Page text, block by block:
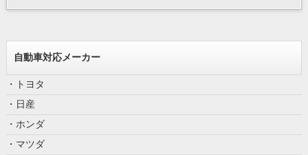
自動車対応メーカー
・トヨタ
・日産
・ホンダ
・マツダ